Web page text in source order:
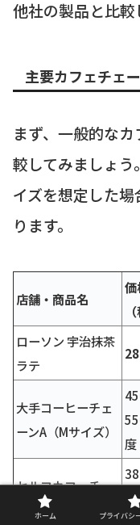
他社の製品と比較
主要カフェチェ
まず、一般的な
較してみましょ
イズを想定した
ります。
店舗・商品名
価
ローソン 宇治抹茶
ラテ
大手コーヒーチェ
ーンA（Mサイズ）
度
セルフカフェチェ
ーンB（Rサイズ）
ホーム プライバシ